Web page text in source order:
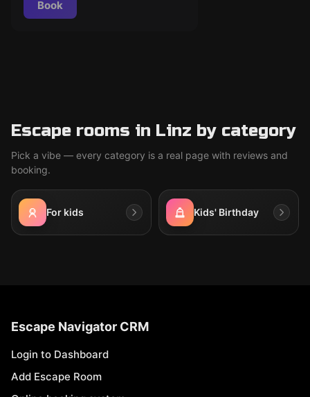
Book
Escape rooms in Linz by category
Pick a vibe — every category is a real page with reviews and
booking.
For kids Kids' Birthday
Escape Navigator CRM
Login to Dashboard
Add Escape Room